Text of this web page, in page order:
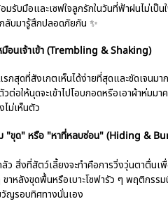
รับมือและเซฟใจลูกรักในวันที่ฟ้าฝนไม่เป็น
ลับมารู้สึกปลอดภัยกัน ✨
อนเจ้าเข้า (Trembling & Shaking)
สุดที่สังเกตเห็นได้ง่ายที่สุดและชัดเจนมา
วต่อให้นุดจะเข้าไปโอบกอดหรือเอาผ้าห่
ไม่เห็นตัว
"ขุด" หรือ "หาที่หลบซ่อน" (Hiding &
ลัว สิ่งที่สัตว์เลี้ยงจะทำคือการวิ่งวุ่นตาตื่น
าหลังขุดพื้นหรือเบาะโซฟารัว ๆ พฤติกรร
วัญรอบทิศทางนั่นเอง